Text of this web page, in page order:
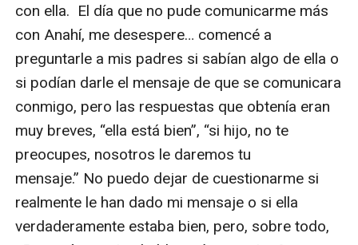
con ella.  El día que no pude comunicarme más
con Anahí, me desespere… comencé a
preguntarle a mis padres si sabían algo de ella o
si podían darle el mensaje de que se comunicara
conmigo, pero las respuestas que obtenía eran
muy breves, “ella está bien”, “si hijo, no te
preocupes, nosotros le daremos tu
mensaje.” No puedo dejar de cuestionarme si
realmente le han dado mi mensaje o si ella
verdaderamente estaba bien, pero, sobre todo,